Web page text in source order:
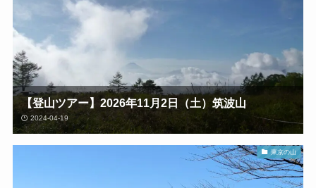
【登山ツアー】2026年11月2日（土）筑波山
2024-04-19
東京の山